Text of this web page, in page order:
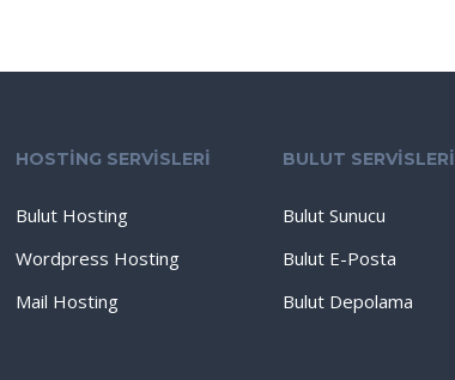
HOSTİNG SERVİSLERİ
Bulut Hosting
Wordpress Hosting
Mail Hosting
BULUT SERVİSLERİ
Bulut Sunucu
Bulut E-Posta
Bulut Depolama